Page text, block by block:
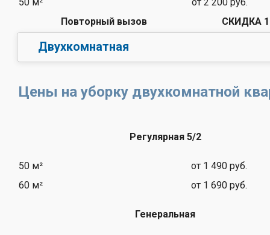
Повторный вызов
СКИДКА
Двухкомнатная
Цены на уборку двухкомнатной
Регулярная 5/2
50 м²
от 1 490 руб.
60 м²
от 1 690 руб.
Генеральная